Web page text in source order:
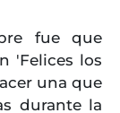
fue que
'Felices los
una que
durante la